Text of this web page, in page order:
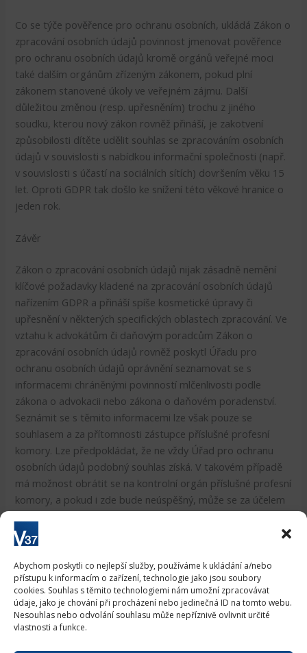
Abychom poskytli co nejlepší služby, používáme k ukládání a/nebo
přístupu k informacím o zařízení, technologie jako jsou soubory
cookies. Souhlas s těmito technologiemi nám umožní zpracovávat
údaje, jako je chování při procházení nebo jedinečná ID na tomto webu.
Nesouhlas nebo odvolání souhlasu může nepříznivě ovlivnit určité
vlastnosti a funkce.
Co se týče pověřence pro ochranu osobních, ukládá Zákon o
zpracování osobních údajů povinnost jmenovat pověřence
pro ochranu osobních údajů kromě orgánů veřejné moci
také dalším orgánům zřízeným zákonem, pokud plní
zákonem stanovené úkoly ve veřejném zájmu. Další
důležitou změnou (resp. upřesněním) trochu z jiného
soudku, kterou nový zákon rovněž přináší, je zakotvení
způsobilosti dítěte udělit souhlas se zpracováním osobních
údajů v souvislosti s nabídkou informační společnosti (např.
v souvislosti s účastí na sociálních sítích) dovršením věku 15
let. Oproti GDPR tak došlo ke snížení této věkové hranice o
jeden rok.
Závěr
Zákon o zpracování osobních údajů nijak zásadně nemění
klíčové požadavky kladené na zpracování osobních údajů
nařízením GDPR a přináší spíše kosmetické úpravy či
upřesnění v některých specifických oblastech zpracování. Ve
vztahu k advokátům či daňovým poradcům Zákon o
zpracování osobních údajů rovněž poskytl Úřadu pro
ochranu osobních údajů oprávnění seznamovat se s
informacemi chráněnými povinností mlčenlivosti podle
zákona o advokacii nebo zákona o daňovém poradenství.
Seznámit se s těmito informacemi lze však pouze se
souhlasem a za přítomnosti zástupce příslušné profesní
komory. Lze předpokládat, že ne vždy Úřad pro ochranu
osobních údajů podobný souhlas získá. V takovém případě
má možnost obrátit se na kontrolní orgán příslušné profesní
komory, a pokud i zde bude neúspěšný, může se za účelem
Autor: Jiří Matzner
Zdroj:Česká justice